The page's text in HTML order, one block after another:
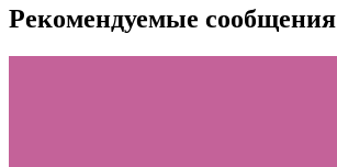
Рекомендуемые сообщения